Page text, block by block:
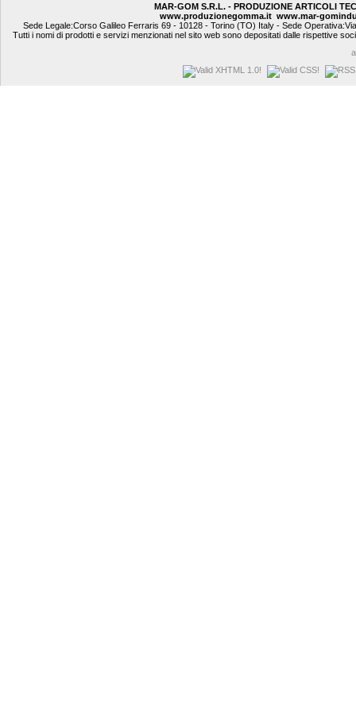
MAR-GOM S.R.L. - PRODUZIONE ARTICOLI
www.produzionegomma.it www.mar-
Sede Legale:Corso Galileo Ferraris 69 - 10128 - Torino (TO) Italy - Sede
Tutti i nomi di prodotti e servizi menzionati nel sito web sono depositati dalle rispettive